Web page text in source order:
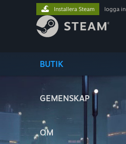
BUTIK
GEMENSKAP
OM
Installera Steam logga in